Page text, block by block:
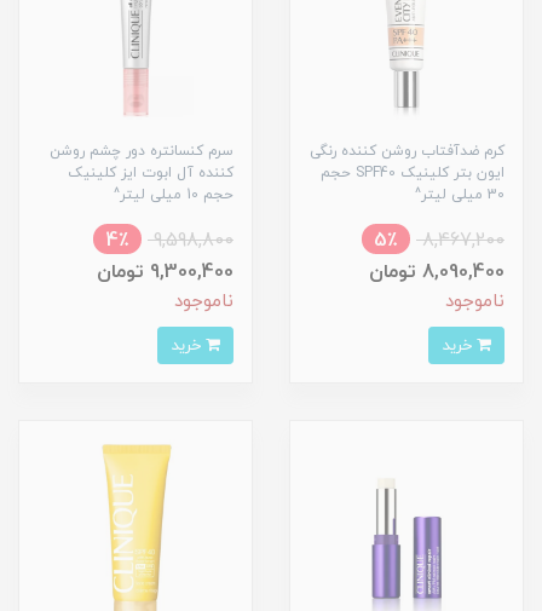
کرم ضدآفتاب روشن کننده رنگی
ایون بتر کلینیک SPF40 حجم
30 میلی لیتر^
8,467,200
5٪
8,090,400 تومان
ناموجود
سرم کنسانتره دور چشم روشن
کننده آل ابوت ایز کلینیک
حجم 10 میلی لیتر^
9,598,800
4٪
9,300,400 تومان
ناموجود